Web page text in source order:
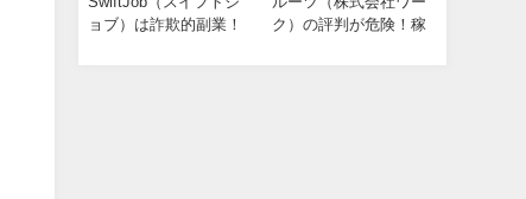
ョブ）は詐欺的副業！
ク）の評判が危険！稼